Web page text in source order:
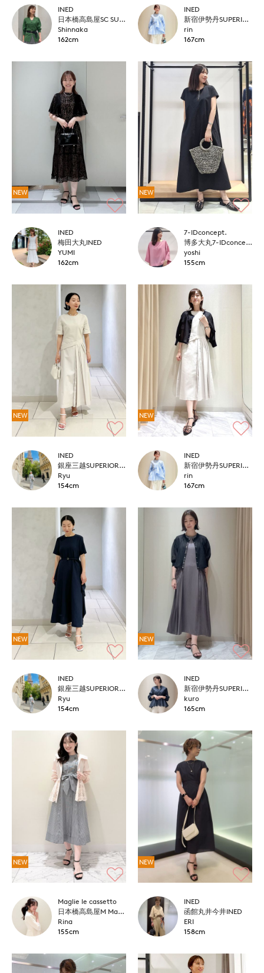
INED
日本橋高島屋SC SUPERIOR CLOSET
Shinnaka
162cm
INED
新宿伊勢丹SUPERIOR CLOSET
rin
167cm
NEW
INED
梅田大丸INED
YUMI
162cm
NEW
7-IDconcept.
博多大丸7-IDconcept.
yoshi
155cm
NEW
INED
銀座三越SUPERIOR CLOSET GINZA
Ryu
154cm
NEW
INED
新宿伊勢丹SUPERIOR CLOSET
rin
167cm
NEW
INED
銀座三越SUPERIOR CLOSET GINZA
Ryu
154cm
NEW
INED
新宿伊勢丹SUPERIOR CLOSET
kuro
165cm
NEW
Maglie le cassetto
日本橋高島屋M Maglie le cassetto
Rina
155cm
NEW
INED
函館丸井今井INED
ERI
158cm